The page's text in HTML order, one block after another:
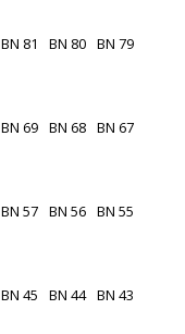
BN 81 BN 80 BN 79
BN 69 BN 68 BN 67
BN 57 BN 56 BN 55
BN 45 BN 44 BN 43